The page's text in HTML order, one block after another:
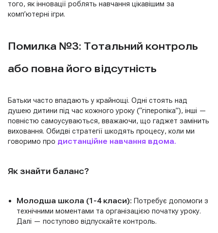
того, як інновації роблять навчання цікавішим за
комп’ютерні ігри.
Помилка №3: Тотальний контроль
або повна його відсутність
Батьки часто впадають у крайнощі. Одні стоять над
душею дитини під час кожного уроку (“гіперопіка”), інші —
повністю самоусуваються, вважаючи, що гаджет замінить
виховання. Обидві стратегії шкодять процесу, коли ми
говоримо про дистанційне навчання вдома.
Як знайти баланс?
Молодша школа (1-4 класи): Потребує допомоги з
технічними моментами та організацією початку уроку.
Далі — поступово відпускайте контроль.